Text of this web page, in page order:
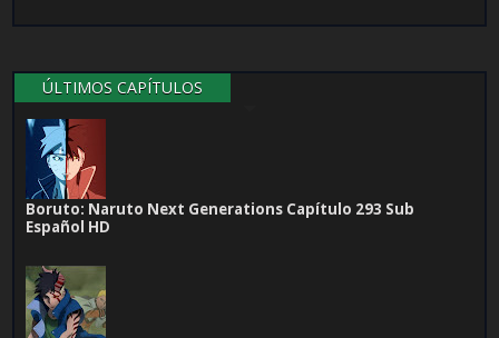
ÚLTIMOS CAPÍTULOS
Boruto: Naruto Next Generations Capítulo 293 Sub
Español HD